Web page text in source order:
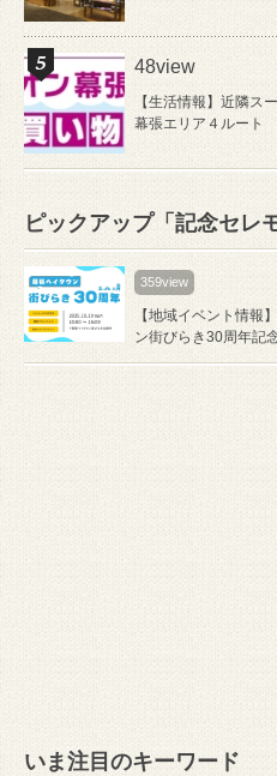
48view
【生活情報】近隣
幕張エリア４ルート
ピックアップ「記念セレ
359view
【地域イベント情報
ン街びらき30周年記
いま注目のキーワード